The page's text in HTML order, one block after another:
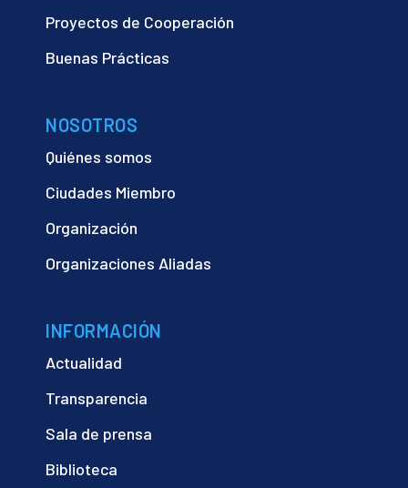
Proyectos de Cooperación
Buenas Prácticas
NOSOTROS
Quiénes somos
Ciudades Miembro
Organización
Organizaciones Aliadas
INFORMACIÓN
Actualidad
Transparencia
Sala de prensa
Biblioteca